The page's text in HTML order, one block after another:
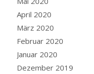
April 2020
März 2020
Februar 2020
Januar 2020
Dezember 2019